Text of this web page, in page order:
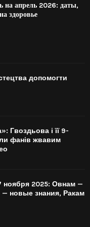
на апрель 2026: даты,
здоровье
допомогти
Гвоздьова і її 9-
фанів жвавим
ноября 2025: Овнам —
новые знания, Ракам